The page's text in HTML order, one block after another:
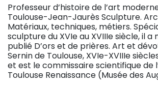
Professeur d’histoire de l’art
Toulouse-Jean-Jaurès Sculpture.
Matériaux, techniques, métiers.
sculpture du XVIe au XVIIIe siècle, il
publié D’ors et de prières. Art et
Sernin de Toulouse, XVIe-XVIIIe
et est le commissaire scientifique de
Toulouse Renaissance (Musée des